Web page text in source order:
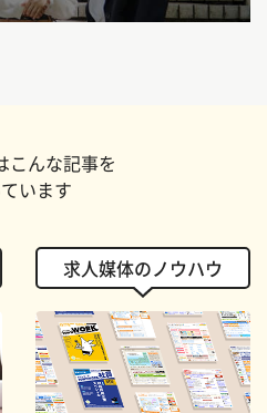
こんな記事を
います
求人媒体のノウハウ